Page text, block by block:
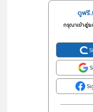
ดูฟรี
กรุณาเข้าสู่ร